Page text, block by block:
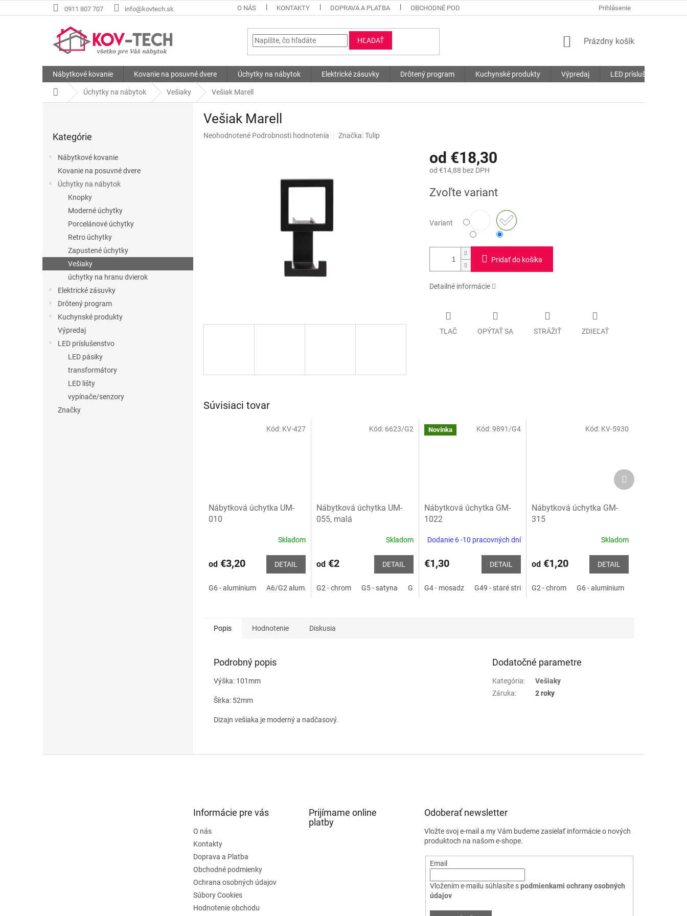
na
0911 807 707 info@kovtech.sk O NÁS KONTAKTY DOPRAVA A PLATBA OBCHODNÉ PODMIENKY SÚBORY COOKIES
Prihlásenie
HĽADAŤ
NÁKUPNÝ
Prázdny košík
Nábytkové kovanie Kovanie na posuvné dvere Úchytky na nábytok Elektrické zásuvky Drôtený program Kuchynské produkty Výpredaj LED príslušenstvo
DomovÚchytky na nábytok Vešiaky Vešiak Marell
kategórie
Kategórie
Nábytkové kovanie
Kovanie na posuvné dvere
Úchytky na nábytok
Knopky
Moderné úchytky
Porcelánové úchytky
Retro úchytky
Zapustené úchytky
Vešiaky
úchytky na hranu dvierok
Elektrické zásuvky
Drôtený program
Kuchynské produkty
Výpredaj
LED príslušenstvo
LED pásiky
transformátory
LED lišty
vypínače/senzory
Značky
Vešiak Marell
Priemerné
Neohodnotené Podrobnosti hodnotenia Značka:Tulip
od €18,30
od €14,88 bez DPH
cena:
Zvoľte variant
Variant
Pridať do košíka
Detailné informácie
TLAČ OPÝTAŤ SA STRÁŽIŤ ZDIEĽAŤ
Súvisiaci tovar
Nábytková úchytka UM-
010
Skladom
od €3,20 DETAIL
G6 - aluminium A6/G2 alum./chróm P2 - čierna matná
Kód: KV-427
Nábytková úchytka UM-
055, malá
Skladom
od€2 DETAIL
G2 - chrom G5 - satyna G6 - aluminium G8 - INOX P2 - čierna matná P1 - biela mat
Kód: 6623/G2 Novinka
Nábytková úchytka GM-
1022
Dodanie 6 -10 pracovných dní
€1,30 DETAIL
G4 - mosadz G49 - staré striebro P2 - čierna matná
Kód:9891/G4
Nábytková úchytka GM-
315
Skladom
od €1,20 DETAIL
G2 - chrom G6 - aluminium
Kód: KV-5930
Ďalší
produkt
Popis Hodnotenie Diskusia
Podrobný popis
Výška: 101mm
Šírka: 52mm
Dizajn vešiaka je moderný a nadčasový.
Dodatočné parametre
Kategória:
Vešiaky
Záruka: 2 roky
Informácie pre vás
O nás
Kontakty
Doprava a Platba
Obchodné podmienky
Ochrana osobných údajov
Súbory Cookies
Hodnotenie obchodu
Prijímame online
platby
Odoberať newsletter
Vložte svoj e-mail a my Vám budeme zasielať informácie o nových
produktoch na našom e-shope.
Email
Vložením e-mailu súhlasíte spodmienkami ochrany osobných
údajov